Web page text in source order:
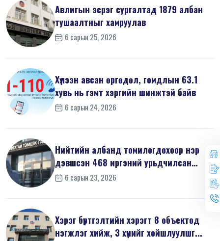
Авлигын эсрэг сургалтад 1879 албан
тушаалтныг хамруулав
6 сарын 25, 2026
Хүлээн авсан өргөдөл, гомдлын 63.1
хувь нь гэмт хэргийн шинжтэй байв
6 сарын 24, 2026
Нийтийн албанд томилогдохоор нэр
дэвшсэн 468 иргэний урьдчилсан
мэдүүл...
6 сарын 23, 2026
Хэрэг бүртгэлтийн хэрэгт 8 объектод
нэгжлэг хийж, 3 хүнийг хойшлуулшг...